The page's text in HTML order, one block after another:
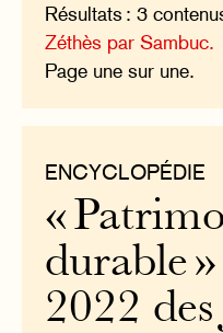
Résultats : 3
Zéthès par Sambuc.
Page une sur une.
ENCYCLOPÉDIE
«
durable
2022 des